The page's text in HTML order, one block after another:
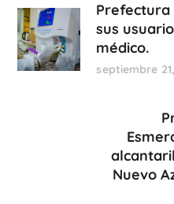
sus
médico.
septiembre
Nuevo